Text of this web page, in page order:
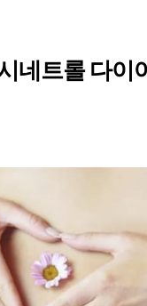
네트롤 다이